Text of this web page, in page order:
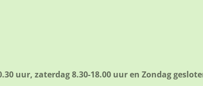
uur, zaterdag 8.30-18.00 uur en Zondag